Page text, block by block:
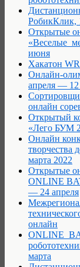
РобикКлик,
Открытые
июня
Хакатон
Онлайн-
апреля — 12
онлайн
Открытый
«Лего БУМ
Онлайн
творчества
марта 2022
Открытые
ONLINE
— 24 апреля
онлайн
марта